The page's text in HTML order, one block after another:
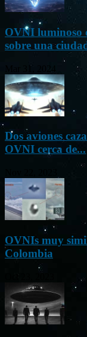
OVNI luminoso
sobre una
Mar 31, 2024
Dos aviones
OVNI cerca de...
OVNIs muy
Colombia